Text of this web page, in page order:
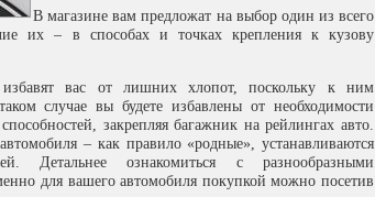
В магазине вам предложат на выбор один из всего
их – в способах и точках крепления к кузову
избавят вас от лишних хлопот, поскольку к ним
случае вы будете избавлены от необходимости
закрепляя багажник на рейлингах авто.
– как правило «родные», устанавливаются
Детальнее ознакомиться с разнообразными
для вашего автомобиля покупкой можно посетив